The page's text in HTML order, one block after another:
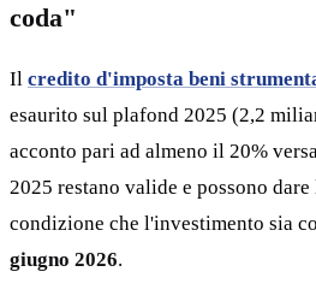
coda"
Il credito d'imposta beni
esaurito sul plafond 2025 (2,2
acconto pari ad almeno il 20%
2025 restano valide e possono
condizione che l'investimento sia
giugno 2026.